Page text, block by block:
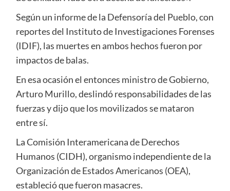
Según un informe de la Defensoría del Pueblo, con
reportes del Instituto de Investigaciones Forenses
(IDIF), las muertes en ambos hechos fueron por
impactos de balas.
En esa ocasión el entonces ministro de Gobierno,
Arturo Murillo, deslindó responsabilidades de las
fuerzas y dijo que los movilizados se mataron
entre sí.
La Comisión Interamericana de Derechos
Humanos (CIDH), organismo independiente de la
Organización de Estados Americanos (OEA),
estableció que fueron masacres.